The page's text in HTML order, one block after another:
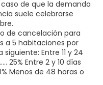
de que la demanda
suele celebrarse
de cancelación para
a 5 habitaciones por
Entre 11 y 24
25% Entre 2 y 10 días
Menos de 48 horas o